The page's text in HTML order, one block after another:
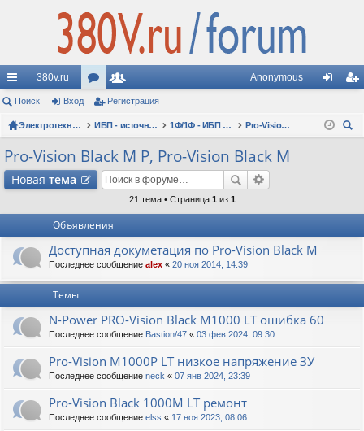
с
ы
лк
380v.ru
ор
ум
ы
ол
ьз
ов
ат
и
Anonymous
д ис
Поиск Вход Регистрация
Электротехнические форумы ИБП - источники бесперебойного питания 1Ф/1Ф - ИБП N-POWER - однофазные 1-10 кВА - вопросы по моделям
Pro-Vision Black M P, Pro-Vision Black M
Pro-Vision Black M P, Pro-Vision Black M
Новая тема
21 тема • Страница 1 из 1
Объявления
Доступная докуметация по Pro-Vision Black M
Последнее сообщение alex « 20 ноя 2014, 14:39
Темы
N-Power PRO-Vision Black M1000 LT ошибка 60
Последнее сообщение Bastion/47 « 03 фев 2024, 09:30
Pro-Vision M1000P LT низкое напряжение ЗУ
Последнее сообщение neck « 07 янв 2024, 23:39
Pro-Vision Black 1000M LT ремонт
Последнее сообщение elss « 17 ноя 2023, 08:06